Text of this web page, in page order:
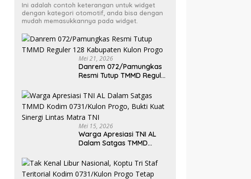
Ini adalah contoh keterangan untuk widget
dengan kategori otomotif, anda bisa dengan
mudah memasukkannya pada widget.
Mei 21, 2026
Danrem 072/Pamungkas
Resmi Tutup TMMD Reguler
Progo
Mei 15, 2026
Warga Apresiasi TNI AL
Dalam Satgas TMMD
Bukti Kuat Sinergi Lintas
Matra TNI